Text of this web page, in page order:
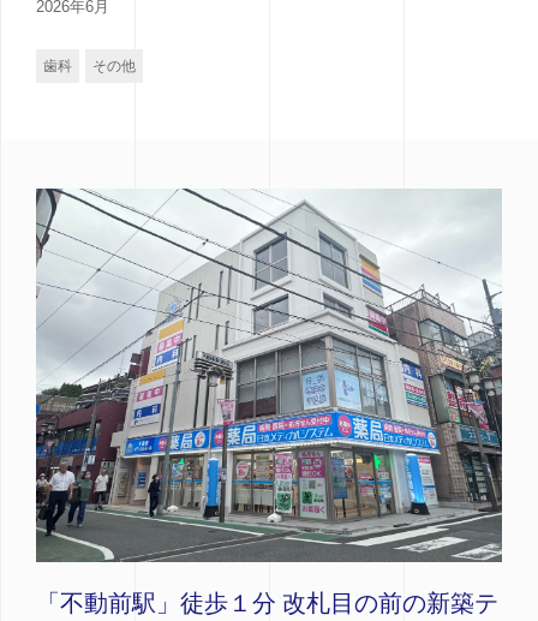
2026年6月
歯科 その他
「不動前駅」徒歩１分 改札目の前の新築テ